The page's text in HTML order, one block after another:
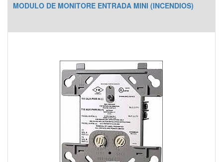
MODULO DE MONITORE ENTRADA MINI (INCENDIOS)